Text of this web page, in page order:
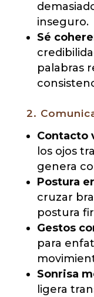
inseguro.
Sé
palabras
2.
Contacto
los ojos
genera
Postura
cruzar
postura
Gestos
para
Sonrisa
ligera